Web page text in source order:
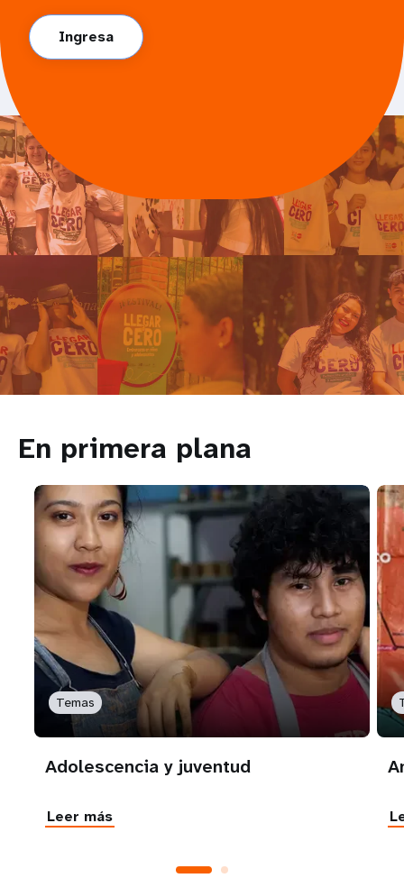
Ingresa
En primera plana
Temas
Adolescencia y juventud
Leer más